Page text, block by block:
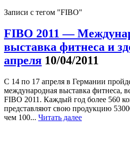
Записи с тегом "FIBO"
FIBO 2011 —
выставка фитнеса и
апреля 10/04/2011
С 14 по 17 апреля в Германии
международная выставка фитнеса,
FIBO 2011. Каждый год более 560
представляют свою продукцию
чем 100... Читать далее